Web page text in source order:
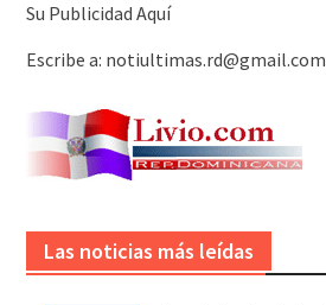
Su Publicidad Aquí
Escribe a: notiultimas.rd@gmail.com
Las noticias más leídas